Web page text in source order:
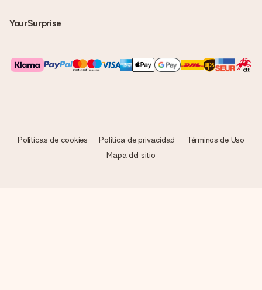
YourSurprise
Políticas de cookies Política de privacidad
Términos de Uso
Mapa del sitio